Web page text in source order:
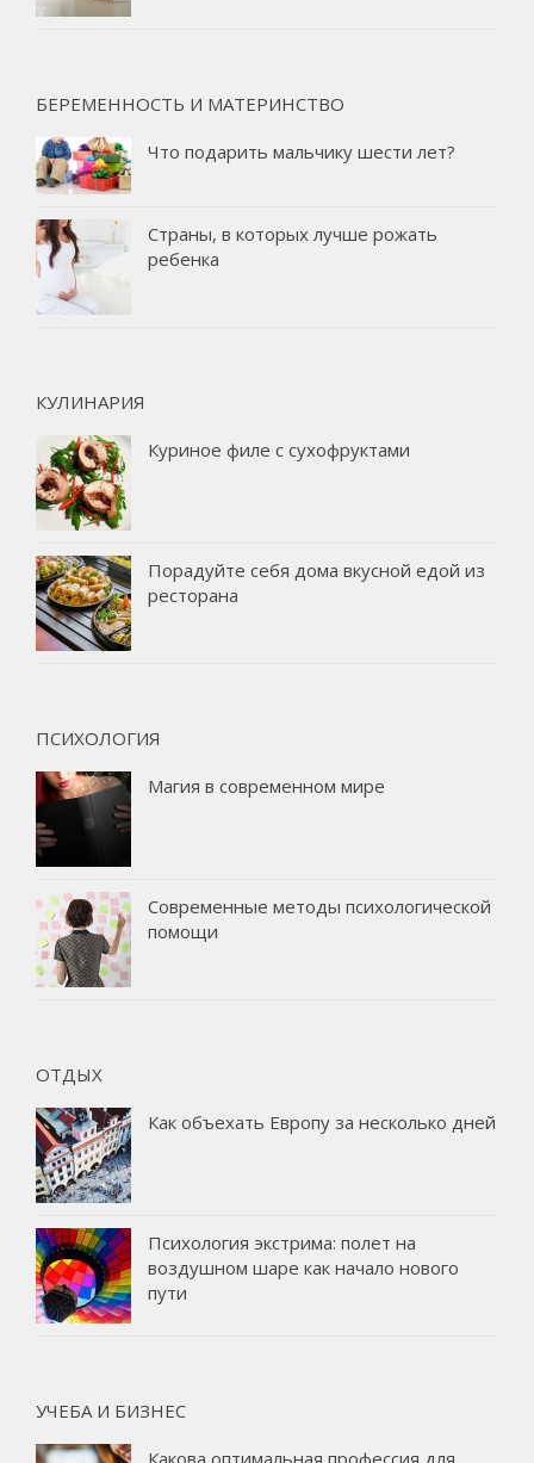
БЕРЕМЕННОСТЬ И МАТЕРИНСТВО
Что подарить мальчику шести лет?
Страны, в которых лучше рожать
ребенка
КУЛИНАРИЯ
Куриное филе с сухофруктами
Порадуйте себя дома вкусной едой из
ресторана
ПСИХОЛОГИЯ
Магия в современном мире
Современные методы психологической
помощи
ОТДЫХ
Как объехать Европу за несколько дней
Психология экстрима: полет на
воздушном шаре как начало нового
пути
УЧЕБА И БИЗНЕС
Какова оптимальная профессия для